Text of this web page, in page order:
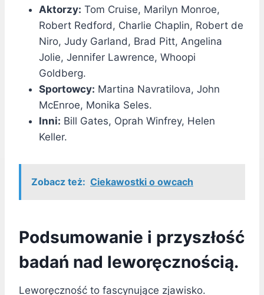
Aktorzy: Tom Cruise, Marilyn Monroe,
Robert Redford, Charlie Chaplin, Robert de
Niro, Judy Garland, Brad Pitt, Angelina
Jolie, Jennifer Lawrence, Whoopi
Goldberg.
Sportowcy: Martina Navratilova, John
McEnroe, Monika Seles.
Inni: Bill Gates, Oprah Winfrey, Helen
Keller.
Zobacz też: Ciekawostki o owcach
Podsumowanie i przyszłość
badań nad leworęcznością.
Leworęczność to fascynujące zjawisko.